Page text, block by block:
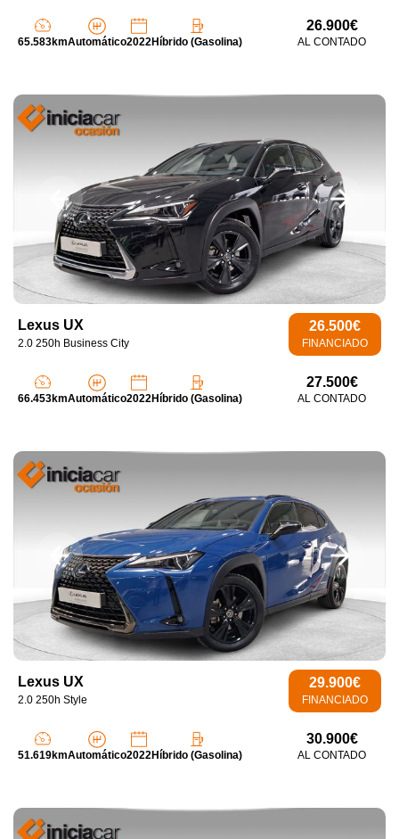
65.583kmAutomático2022Híbrido (Gasolina)
26.900€
AL CONTADO
Lexus UX
2.0 250h Business City
26.500€
FINANCIADO
66.453kmAutomático2022Híbrido (Gasolina)
27.500€
AL CONTADO
Lexus UX
2.0 250h Style
29.900€
FINANCIADO
51.619kmAutomático2022Híbrido (Gasolina)
30.900€
AL CONTADO